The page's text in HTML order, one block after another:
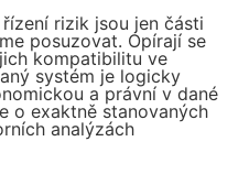
rizik jsou jen části
posuzovat. Opírají se
kompatibilitu ve
systém je logicky
a právní v dané
o exaktně stanovaných
analýzách